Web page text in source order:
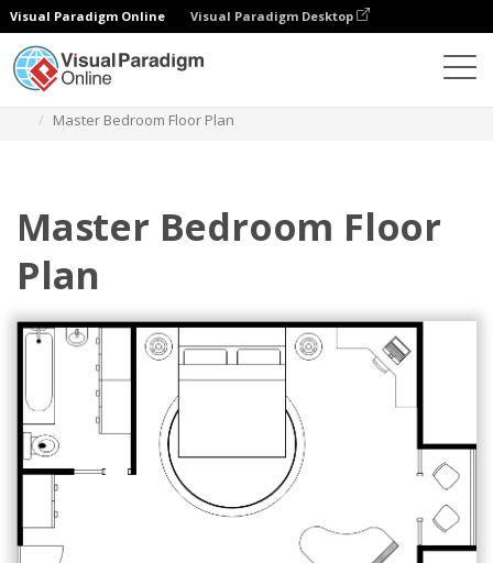
Visual Paradigm Online Visual Paradigm Desktop
Master Bedroom Floor Plan
Master Bedroom Floor
Plan